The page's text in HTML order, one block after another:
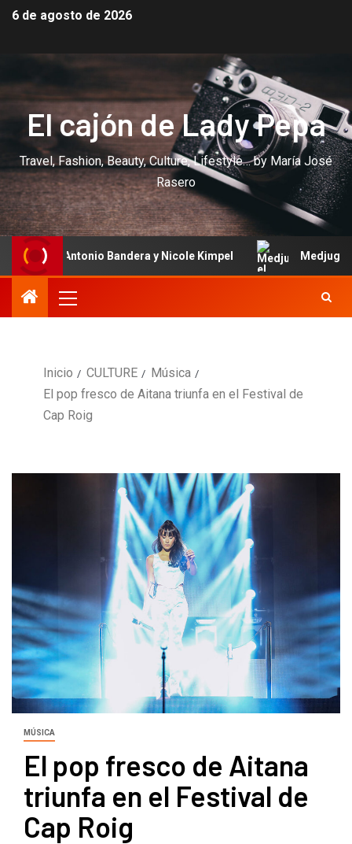
6 de agosto de 2026
El cajón de Lady Pepa
Travel, Fashion, Beauty, Culture, Lifestyle… by María José
Rasero
Antonio Bandera y Nicole Kimpel Medjugorje: el
Inicio CULTURE
Música
El pop fresco de Aitana triunfa en el Festival de
Cap Roig
MÚSICA
El pop fresco de Aitana
triunfa en el Festival de
Cap Roig